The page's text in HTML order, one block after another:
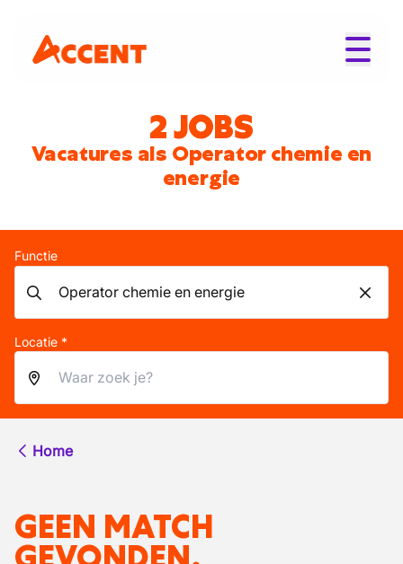
2 JOBS
Vacatures als Operator chemie en
energie
Functie
Locatie *
Home
GEEN MATCH